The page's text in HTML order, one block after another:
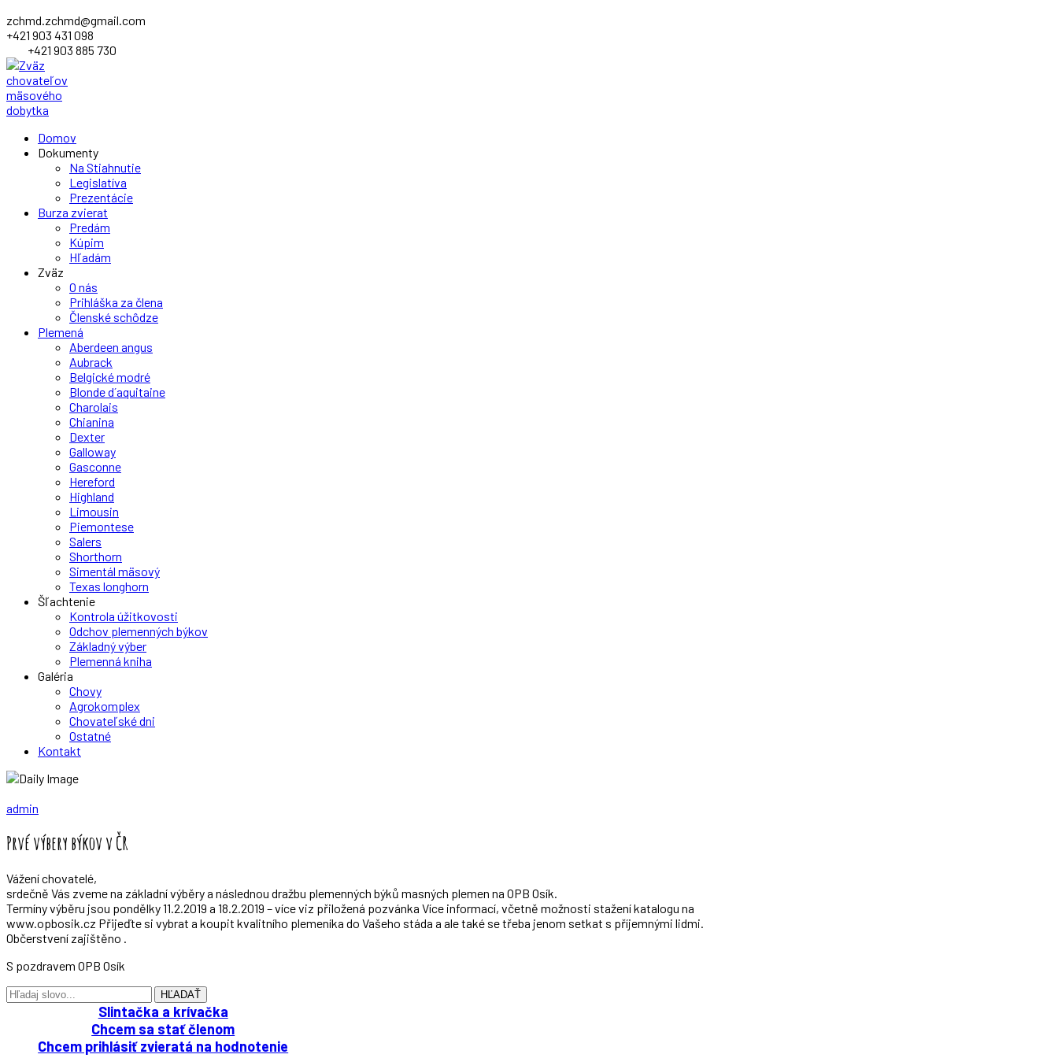
zchmd.zchmd@gmail.com
+421 903 431 098
+421 903 885 730
ProfileDomov
Dokumenty
Na Stiahnutie
Legislatíva
Prezentácie
Burza zvierat
Predám
Kúpim
Hľadám
Zväz
O nás
Prihláška za člena
Členské schôdze
Plemená
Aberdeen angus
Aubrack
Belgické modré
Blonde d´aquitaine
Charolais
Chianina
Dexter
Galloway
Gasconne
Hereford
Highland
Limousin
Piemontese
Salers
Shorthorn
Simentál mäsový
Texas longhorn
Šľachtenie
Kontrola úžitkovosti
Odchov plemenných býkov
Základný výber
Plemenná kniha
Galéria
Chovy
Agrokomplex
Chovateľské dni
Ostatné
Kontakt
admin
Prvé výbery býkov v ČR
Vážení chovatelé,
srdečně Vás zveme na základní výběry a následnou dražbu plemenných býků masných plemen na OPB Osík.
Termíny výběru jsou pondělky 11.2.2019 a 18.2.2019 – více viz přiložená pozvánka Více informací, včetně možnosti stažení katalogu na
www.opbosik.cz Přijeďte si vybrat a koupit kvalitního plemeníka do Vašeho stáda a ale také se třeba jenom setkat s příjemnými lidmi.
Občerstvení zajištěno .
S pozdravem OPB Osík
HĽADAŤ
Slintačka a krívačka
Chcem sa stať členom
Chcem prihlásiť zvieratá na hodnotenie